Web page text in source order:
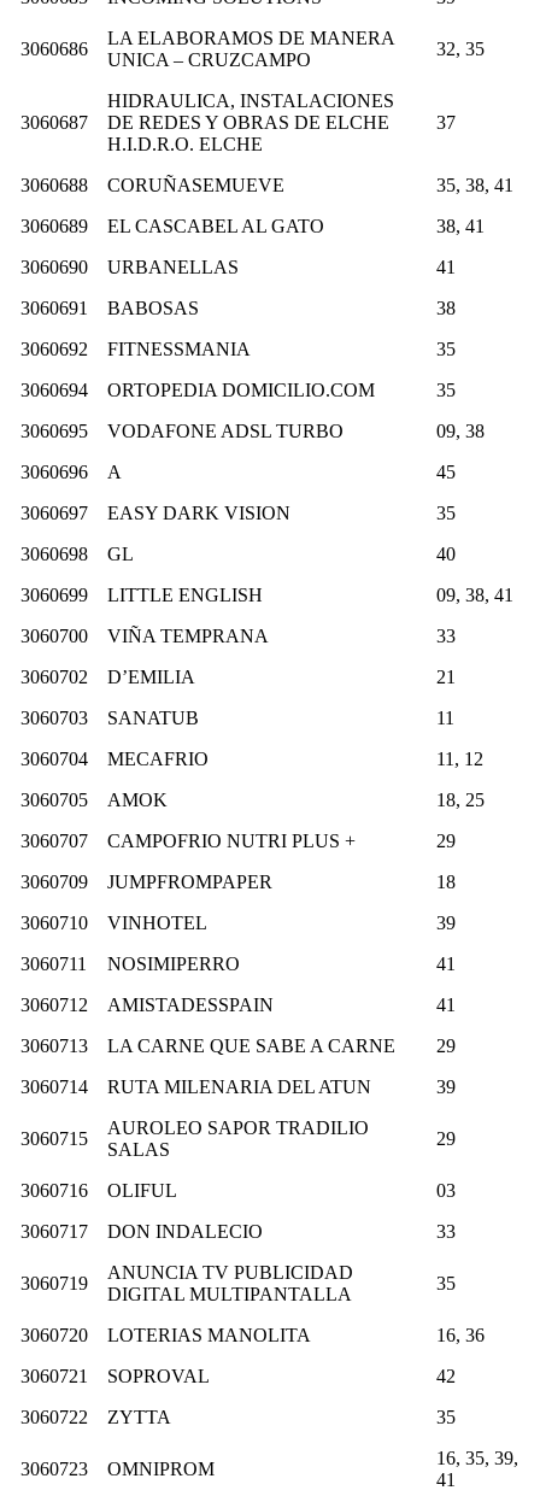
3060686
LA ELABORAMOS DE MANERA
UNICA – CRUZCAMPO
32, 35
3060687
HIDRAULICA, INSTALACIONES
DE REDES Y OBRAS DE ELCHE
H.I.D.R.O. ELCHE
37
3060688 CORUÑASEMUEVE
35, 38, 41
3060689
EL CASCABEL AL GATO
38, 41
3060690
URBANELLAS
41
3060691
BABOSAS
38
3060692
FITNESSMANIA
35
3060694
ORTOPEDIA DOMICILIO.COM
35
3060695
VODAFONE ADSL TURBO
09, 38
3060696
A
45
3060697
EASY DARK VISION
35
3060698
GL
40
3060699
LITTLE ENGLISH
09, 38, 41
3060700
VIÑA TEMPRANA
33
3060702
D’EMILIA
21
3060703
SANATUB
11
3060704
MECAFRIO
11, 12
3060705
AMOK
18, 25
3060707
CAMPOFRIO NUTRI PLUS +
29
3060709
JUMPFROMPAPER
18
3060710
VINHOTEL
39
3060711
NOSIMIPERRO
41
3060712
AMISTADESSPAIN
41
3060713
LA CARNE QUE SABE A CARNE
29
3060714
RUTA MILENARIA DEL ATUN 39
3060715
AUROLEO SAPOR TRADILIO
SALAS
29
3060716 OLIFUL
03
3060717
DON INDALECIO 33
3060719
ANUNCIA TV PUBLICIDAD
DIGITAL MULTIPANTALLA
35
3060720 LOTERIAS MANOLITA
16, 36
3060721
SOPROVAL
42
3060722
ZYTTA 35
3060723 OMNIPROM
16, 35, 39,
41